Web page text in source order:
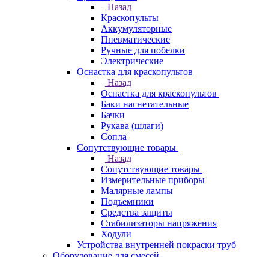
Назад
Краскопульты
Аккумуляторные
Пневматические
Ручные для побелки
Электрические
Оснастка для краскопультов
Назад
Оснастка для краскопультов
Баки нагнетательные
Бачки
Рукава (шлаги)
Сопла
Сопутствующие товары
Назад
Сопутствующие товары
Измерительные приборы
Малярные лампы
Подъемники
Средства защиты
Стабилизаторы напряжения
Ходули
Устройства внутренней покраски труб